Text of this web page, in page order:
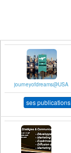
journeyofdreams@USA
ses publications